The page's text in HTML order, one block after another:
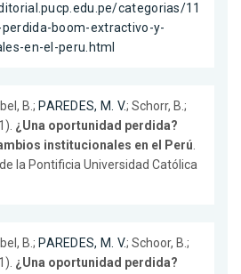
categorias/11
boom-extractivo-y-
en-el-peru.html
B.; PAREDES, M. V.; Schorr, B.;
¿Una oportunidad perdida?
institucionales en el Perú.
la Pontificia Universidad Católica
B.; PAREDES, M. V.; Schoor, B.;
¿Una oportunidad perdida?